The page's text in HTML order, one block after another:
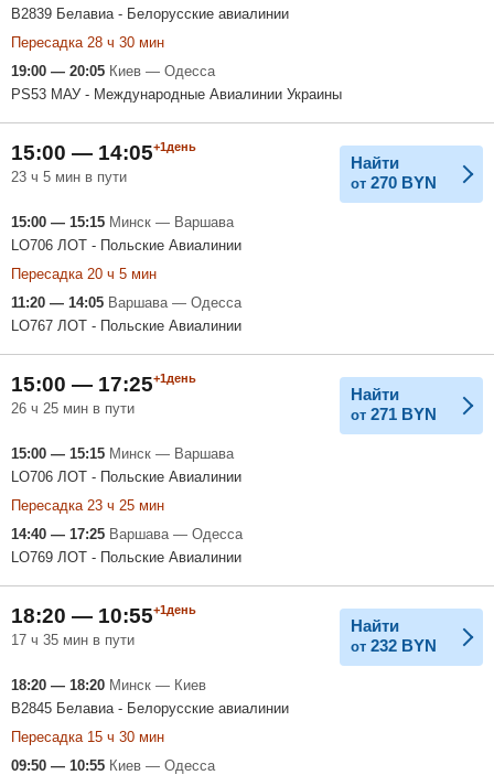
B2839 Белавиа - Белорусские авиалинии
Пересадка 28 ч 30 мин
19:00 — 20:05 Киев — Одесса
PS53 МАУ - Международные Авиалинии Украины
15:00 — 14:05+1день
23 ч 5 мин в пути
Найти
от 270 BYN
15:00 — 15:15 Минск — Варшава
LO706 ЛОТ - Польские Авиалинии
Пересадка 20 ч 5 мин
11:20 — 14:05 Варшава — Одесса
LO767 ЛОТ - Польские Авиалинии
15:00 — 17:25+1день
26 ч 25 мин в пути
Найти
от 271 BYN
15:00 — 15:15 Минск — Варшава
LO706 ЛОТ - Польские Авиалинии
Пересадка 23 ч 25 мин
14:40 — 17:25 Варшава — Одесса
LO769 ЛОТ - Польские Авиалинии
18:20 — 10:55+1день
17 ч 35 мин в пути
Найти
от 232 BYN
18:20 — 18:20 Минск — Киев
B2845 Белавиа - Белорусские авиалинии
Пересадка 15 ч 30 мин
09:50 — 10:55 Киев — Одесса